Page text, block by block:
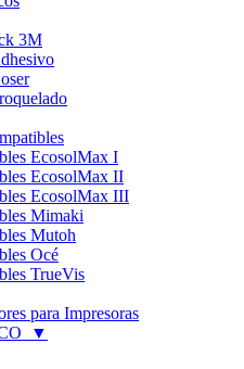
3M
EcosolMax I
EcosolMax II
EcosolMax III
Mimaki
Mutoh
Océ
TrueVis
para Impresoras
▼